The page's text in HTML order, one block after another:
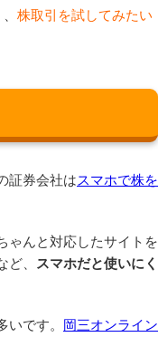
株取引を試してみたい
証券会社はスマホで株を
ゃんと対応したサイトを
、
スマホだと使いにく
です。 岡三オンライン